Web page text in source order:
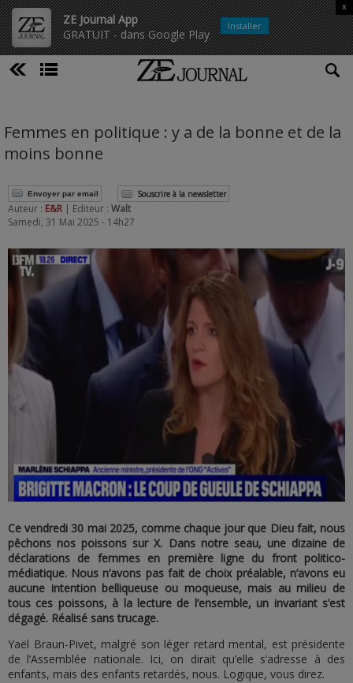
ZE Journal App
GRATUIT - dans Google Play
x
Installer
Femmes en politique : y a de la bonne et de la
moins bonne
Envoyer par email Souscrire à la newsletter
Auteur : E&R | Editeur : Walt
Samedi, 31 Mai 2025 - 14h27
Ce vendredi 30 mai 2025, comme chaque jour que Dieu fait, nous
pêchons nos poissons sur X. Dans notre seau, une dizaine de
déclarations de femmes en première ligne du front politico-
médiatique. Nous n’avons pas fait de choix préalable, n’avons eu
aucune intention belliqueuse ou moqueuse, mais au milieu de
tous ces poissons, à la lecture de l’ensemble, un invariant s’est
dégagé. Réalisé sans trucage.
Yaël Braun-Pivet, malgré son léger retard mental, est présidente
de l’Assemblée nationale. Ici, on dirait qu’elle s’adresse à des
enfants, mais des enfants retardés, nous. Logique, vous direz.